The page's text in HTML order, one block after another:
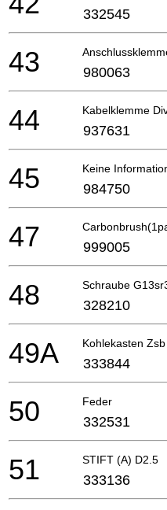
332545
43 980063
Kabelklemme
44 937631
Keine
45 984750
47 999005
Schraube
48 328210
Kohlekasten Zsb
49A 333844
Feder
50 332531
STIFT (A) D2.5
51 333136